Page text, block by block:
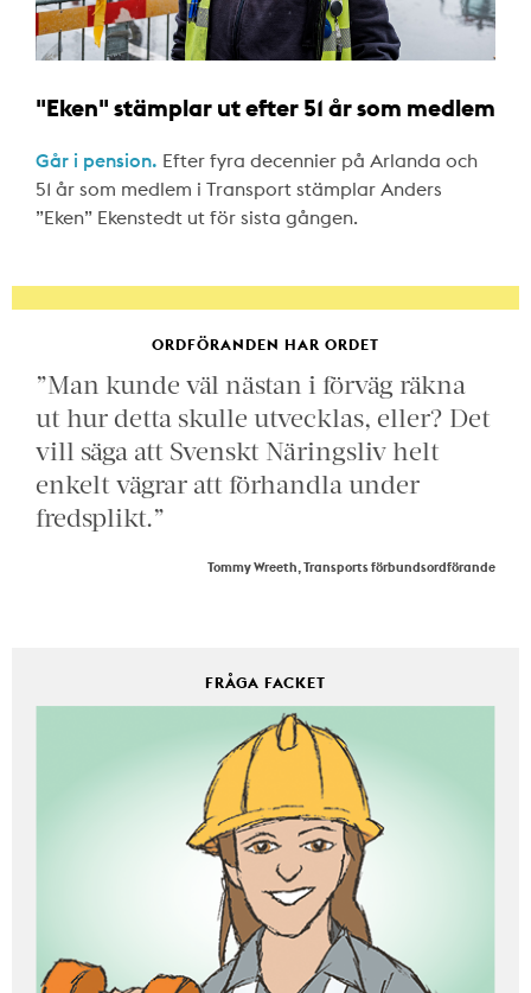
"Eken" stämplar ut efter 51 år som medlem
Går i pension. Efter fyra decennier på Arlanda och
51 år som medlem i Transport stämplar Anders
”Eken” Ekenstedt ut för sista gången.
ORDFÖRANDEN HAR ORDET
”Man kunde väl nästan i förväg räkna
ut hur detta skulle utvecklas, eller? Det
vill säga att Svenskt Näringsliv helt
enkelt vägrar att förhandla under
fredsplikt.”
Tommy Wreeth, Transports förbundsordförande
FRÅGA FACKET